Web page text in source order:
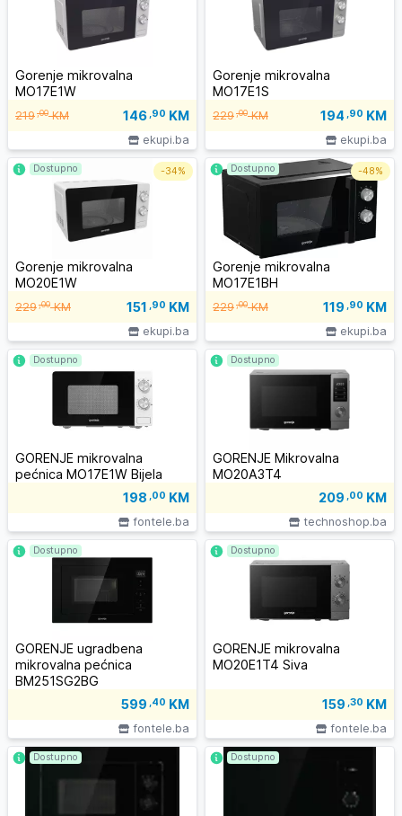
Gorenje mikrovalna
MO17E1W
219,00KM 146 ,90 KM
ekupi.ba
Gorenje mikrovalna
MO17E1S
229,00KM 194 ,90 KM
ekupi.ba
Gorenje mikrovalna
MO20E1W
229,00KM 151 ,90 KM
ekupi.ba
Dostupno -34%
Gorenje mikrovalna
MO17E1BH
229,00KM 119 ,90 KM
ekupi.ba
Dostupno -48%
GORENJE mikrovalna
pećnica MO17E1W Bijela
198 ,00 KM
fontele.ba
Dostupno
GORENJE Mikrovalna
MO20A3T4
209 ,00 KM
technoshop.ba
Dostupno
GORENJE ugradbena
mikrovalna pećnica
BM251SG2BG
599 ,40 KM
fontele.ba
Dostupno
GORENJE mikrovalna
MO20E1T4 Siva
159 ,30 KM
fontele.ba
Dostupno
Dostupno Dostupno